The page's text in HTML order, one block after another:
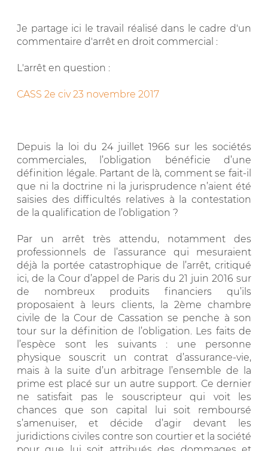
Je partage ici le travail réalisé dans le cadre d'un
commentaire d'arrêt en droit commercial :
L'arrêt en question :
CASS 2e civ 23 novembre 2017
Depuis la loi du 24 juillet 1966 sur les sociétés
commerciales, l’obligation bénéficie d’une
définition légale. Partant de là, comment se fait-il
que ni la doctrine ni la jurisprudence n’aient été
saisies des difficultés relatives à la contestation
de la qualification de l’obligation ?
Par un arrêt très attendu, notamment des
professionnels de l’assurance qui mesuraient
déjà la portée catastrophique de l’arrêt, critiqué
ici, de la Cour d’appel de Paris du 21 juin 2016 sur
de nombreux produits financiers qu’ils
proposaient à leurs clients, la 2ème chambre
civile de la Cour de Cassation se penche à son
tour sur la définition de l’obligation. Les faits de
l’espèce sont les suivants : une personne
physique souscrit un contrat d’assurance-vie,
mais à la suite d’un arbitrage l’ensemble de la
prime est placé sur un autre support. Ce dernier
ne satisfait pas le souscripteur qui voit les
chances que son capital lui soit remboursé
s’amenuiser, et décide d’agir devant les
juridictions civiles contre son courtier et la société